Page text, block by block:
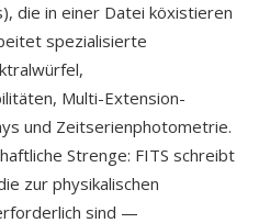
die in einer Datei köxistieren
spezialisierte
Multi-Extension-
und Zeitserienphotometrie.
Strenge: FITS schreibt
zur physikalischen
sind —